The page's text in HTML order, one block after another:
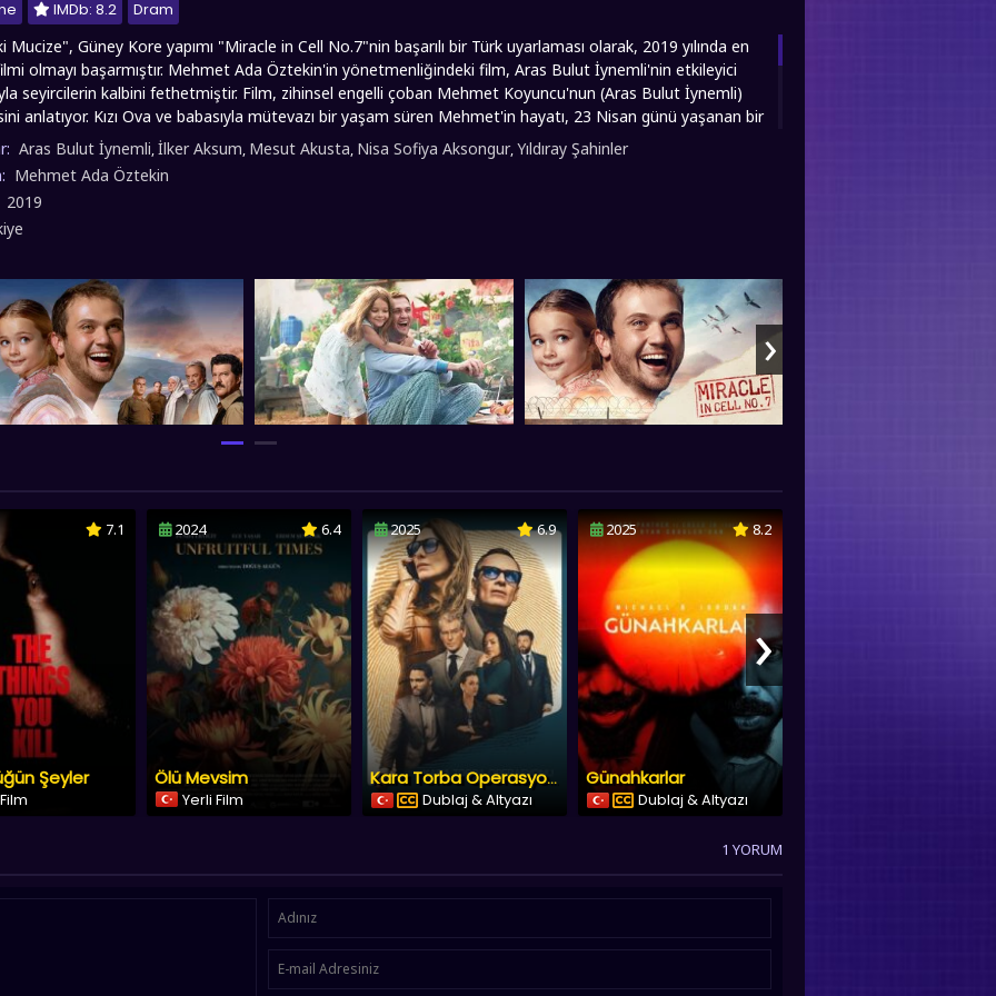
IMDb: 8.2
Dram
Güney Kore yapımı "Miracle in Cell No.7"nin başarılı bir Türk uyarlaması olarak, 2019 yılında en
olmayı başarmıştır. Mehmet Ada Öztekin'in yönetmenliğindeki film, Aras Bulut İynemli'nin etkileyici
seyircilerin kalbini fethetmiştir. Film, zihinsel engelli çoban Mehmet Koyuncu'nun (Aras Bulut İynemli)
anlatıyor. Kızı Ova ve babasıyla mütevazı bir yaşam süren Mehmet'in hayatı, 23 Nisan günü yaşanan bir
değişiyor. Bölgenin sıkıyönetim komutanının kızının piknik sırasında geçirdiği kaza, Mehmet'i
durumla karşı karşıya bırakır. kızının kızı, Mehmet'le oyun oynamak isterken kayalıklardan düşer ve
kızı kurtarmaya çalışsa da başarılı olamaz. Olayın, tanıdığı olmayan komutanlar, kızını Mehmet'in
kızının katili ile suçlar. Zihinsel engelli olmasına rağmen, siyasi koşullar nedeniyle hızla yargılanan
cezası veriliyor. Hapishane arkadaşları ve ailesi, Mehmet'in masumiyetine inanan tek grup olur. Onun bu
temalarını ustalıkla işlerken, izleyicinin duygusal bir oluşumu ortaya çıkar. fullfilmizle.co olarak 7. Koğuştaki
sizlere full hd 1080p kalitesinde sunmuş olup, iyi seyirler dileriz..
Aras Bulut İynemli,İlker Aksum, Mesut Akusta, Nisa Sofiya Aksongur,Yıldıray Şahinler
Mehmet Ada Öztekin
2019
›
7.1
Şeyler
2024 6.4
Ölü Mevsim
Yerli Film
2025 6.9
Kara Torba Operasyonu
Dublaj & Altyazı
2025 8.2
Günahkarlar
Dublaj & Altyazı
›
1 YORUM